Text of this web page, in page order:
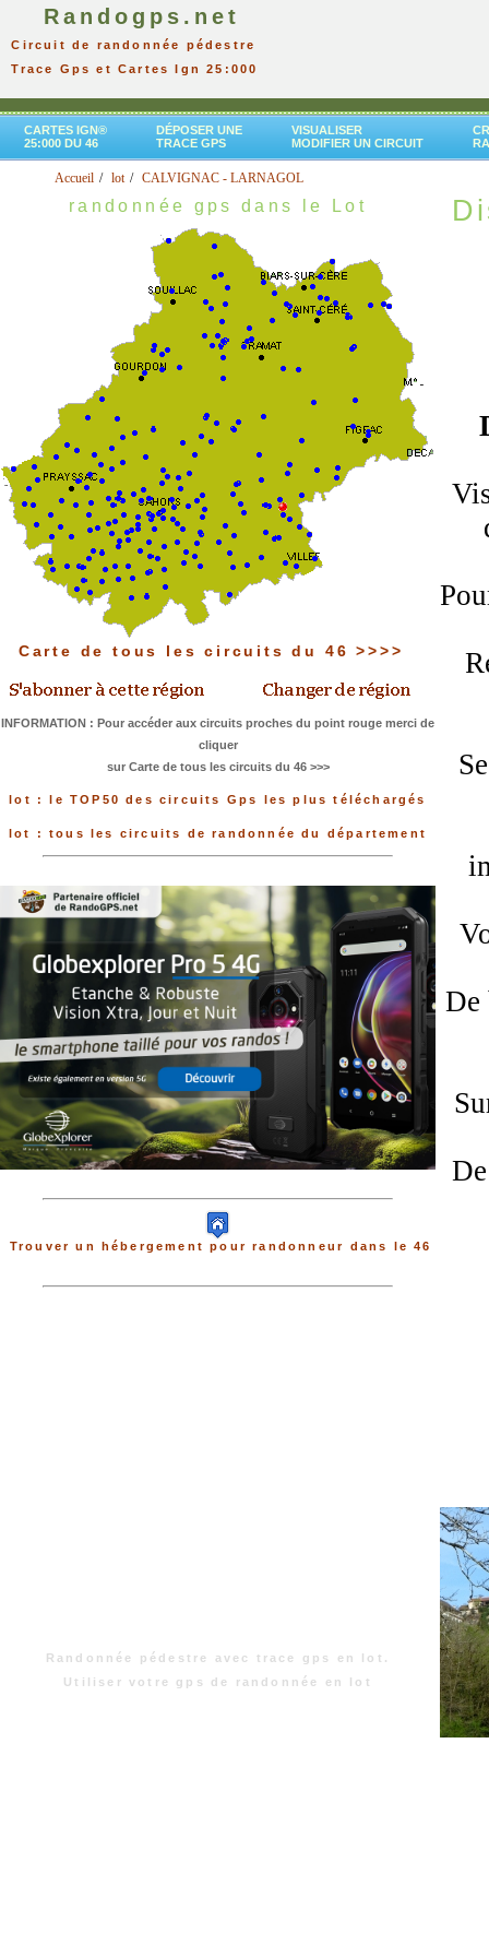
Randogps.net
Circuit de randonnée pédestre
Trace Gps et Cartes Ign 25:000
CARTES IGN®
25:000 DU 46
DÉPOSER UNE
TRACE GPS
VISUALISER
MODIFIER UN CIRCUIT
Accueil lot CALVIGNAC - LARNAGOL
randonnée gps dans le Lot
Carte de tous les circuits du 46 >>>>
INFORMATION : Pour accéder aux circuits proches du point rouge merci de
cliquer
sur Carte de tous les circuits du 46 >>>
lot : le TOP50 des circuits Gps les plus téléchargés
lot : tous les circuits de randonnée du département
Trouver un hébergement pour randonneur dans le 46
Randonnée pédestre avec trace gps en lot.
Utiliser votre gps de randonnée en lot
De